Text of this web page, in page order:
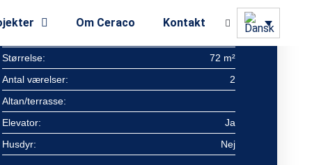
Om Ceraco Kontakt
Størrelse:
72 m²
Antal værelser:
2
Altan/terrasse:
Elevator:
Ja
Husdyr:
Nej